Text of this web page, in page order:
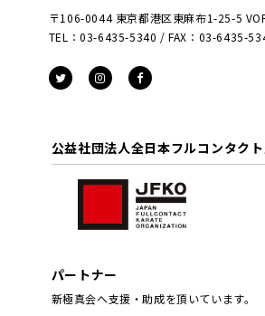
〒106-0044 東京都港区東麻布1-25-5
TEL：03-6435-5340 / FAX：03-6435-
公益社団法人全日本フルコンタク
パートナー
新極真会へ支援・助成を頂いています。